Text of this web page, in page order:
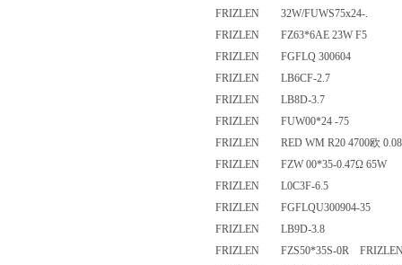
FRIZLEN 32W/FUWS75x24-.
FRIZLEN FZ63*6AE 23W F5
FRIZLEN FGFLQ 300604
FRIZLEN LB6CF-2.7
FRIZLEN LB8D-3.7
FRIZLEN FUW00*24 -75
FRIZLEN RED WM R20 4700欧
FRIZLEN FZW 00*35-0.47Ω
FRIZLEN L0C3F-6.5
FRIZLEN FGFLQU300904-35
FRIZLEN LB9D-3.8
FRIZLEN FZS50*35S-0R